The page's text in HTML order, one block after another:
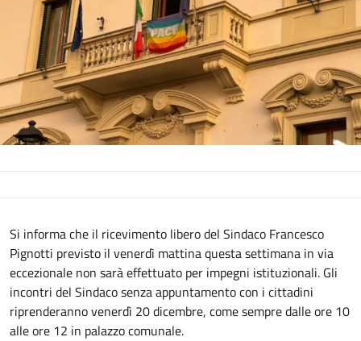
Descrizione
Si informa che il ricevimento libero del Sindaco Francesco
Pignotti previsto il venerdì mattina questa settimana in via
eccezionale non sarà effettuato per impegni istituzionali. Gli
incontri del Sindaco senza appuntamento con i cittadini
riprenderanno venerdì 20 dicembre, come sempre dalle ore 10
alle ore 12 in palazzo comunale.